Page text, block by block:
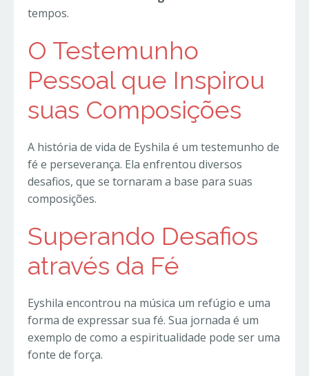
tempos.
O Testemunho
Pessoal que Inspirou
suas Composições
A história de vida de Eyshila é um testemunho de
fé e perseverança. Ela enfrentou diversos
desafios, que se tornaram a base para suas
composições.
Superando Desafios
através da Fé
Eyshila encontrou na música um refúgio e uma
forma de expressar sua fé. Sua jornada é um
exemplo de como a espiritualidade pode ser uma
fonte de força.